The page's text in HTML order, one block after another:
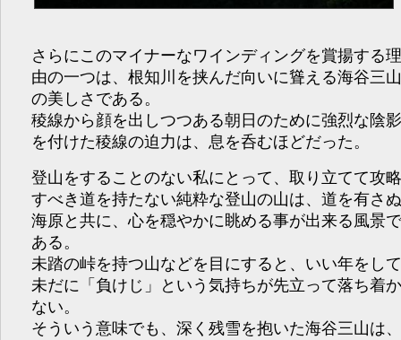
さらにこのマイナーなワインディングを賞揚する
由の一つは、根知川を挟んだ向いに聳える海谷三
の美しさである。
稜線から顔を出しつつある朝日のために強烈な陰
を付けた稜線の迫力は、息を呑むほどだった。
登山をすることのない私にとって、取り立てて攻
すべき道を持たない純粋な登山の山は、道を有さ
海原と共に、心を穏やかに眺める事が出来る風景
ある。
未踏の峠を持つ山などを目にすると、いい年をし
未だに「負けじ」という気持ちが先立って落ち着
ない。
そういう意味でも、深く残雪を抱いた海谷三山は